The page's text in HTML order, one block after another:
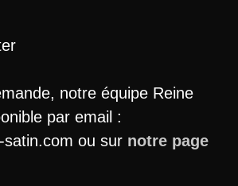
notre équipe Reine
par email :
satin.com ou sur notre page